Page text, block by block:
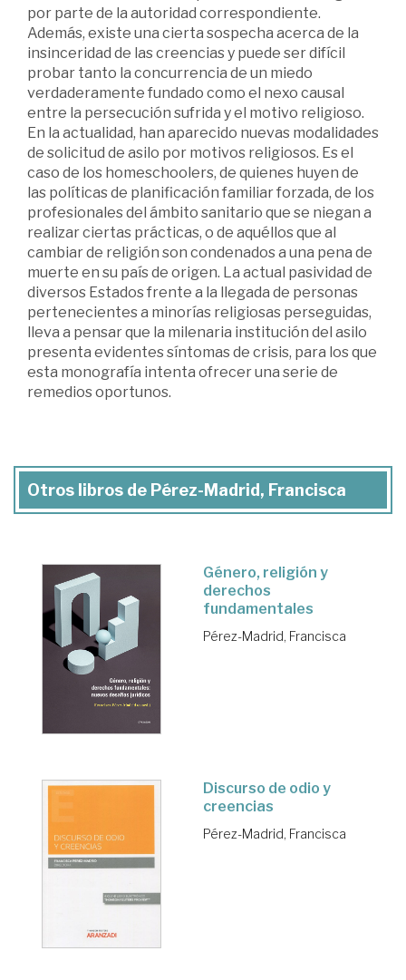
por parte de la autoridad correspondiente.
Además, existe una cierta sospecha acerca de la
insinceridad de las creencias y puede ser difícil
probar tanto la concurrencia de un miedo
verdaderamente fundado como el nexo causal
entre la persecución sufrida y el motivo religioso.
En la actualidad, han aparecido nuevas modalidades
de solicitud de asilo por motivos religiosos. Es el
caso de los homeschoolers, de quienes huyen de
las políticas de planificación familiar forzada, de los
profesionales del ámbito sanitario que se niegan a
realizar ciertas prácticas, o de aquéllos que al
cambiar de religión son condenados a una pena de
muerte en su país de origen. La actual pasividad de
diversos Estados frente a la llegada de personas
pertenecientes a minorías religiosas perseguidas,
lleva a pensar que la milenaria institución del asilo
presenta evidentes síntomas de crisis, para los que
esta monografía intenta ofrecer una serie de
remedios oportunos.
Otros libros de Pérez-Madrid, Francisca
Género, religión y
derechos
fundamentales
Pérez-Madrid, Francisca
Discurso de odio y
creencias
Pérez-Madrid, Francisca